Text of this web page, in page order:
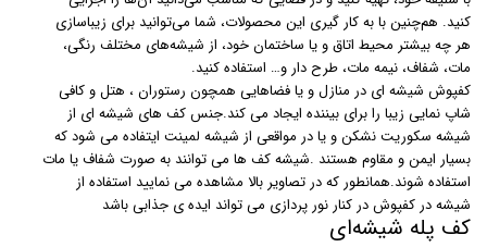
کنید. هم‌چنین با به کار گیری این محصولات، شما می‌توانید برای زیباسازی
هر چه بیشتر محیط اتاق و یا ساختمان خود، از شیشه‌های مختلف رنگی،
مات، شفاف، نیمه مات، طرح دار و… استفاده کنید.
کفپوش شیشه ای در منازل و یا فضاهایی همچون رستوران ، هتل و کافی
شاپ نمایی زیبا را برای بیننده ایجاد می کند.جنس کف های شیشه ای از
شیشه سکوریت نشکن و یا در مواقعی از شیشه لمینت ایتفاده می شود که
بسیار ایمن و مقاوم هستند .شیشه کف ها می توانند به صورت شفاف یا مات
استفاده شوند.همانطور که در تصاویر بالا مشاهده می نمایید استفاده از
شیشه در کفپوش در کنار نور پردازی می تواند ایده ی جذابی باشد
کف پله شیشه‌ای